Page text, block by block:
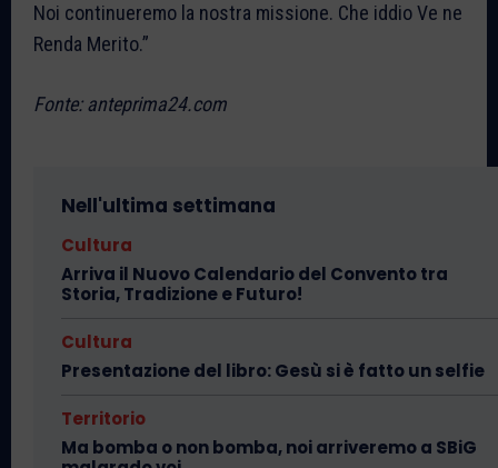
Noi continueremo la nostra missione. Che iddio Ve ne
Renda Merito.”
Fonte: anteprima24.com
Nell'ultima settimana
Cultura
Arriva il Nuovo Calendario del Convento tra
Storia, Tradizione e Futuro!
Cultura
Presentazione del libro: Gesù si è fatto un selfie
Territorio
Ma bomba o non bomba, noi arriveremo a SBiG